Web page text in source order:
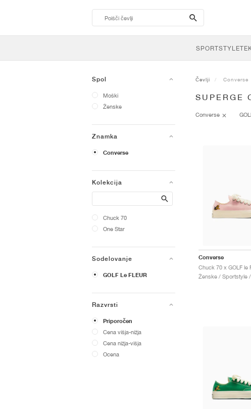
search-
btn
SPORTSTYLE
Spol
Moški
Ženske
Znamka
Converse
Kolekcija
Search
Chuck 70
One Star
Sodelovanje
GOLF Le FLEUR
Razvrsti
Priporočen
Cena višja-nižja
Cena nižja-višja
Ocena
Čevlji Converse
SUPERGE
Converse
Converse
Ženske / Sportstyle